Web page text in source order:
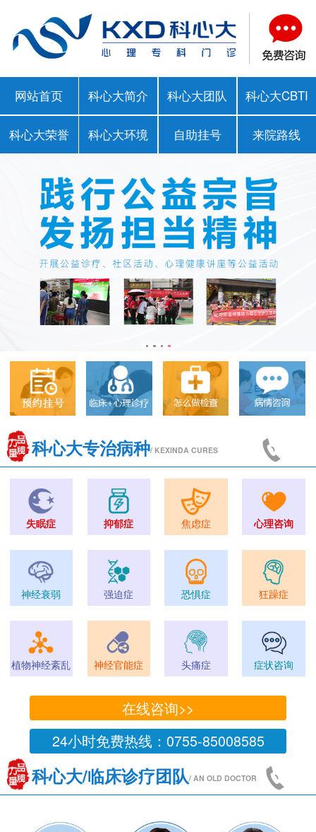
网站首页 科心大简介 科心大团队 科心大CBTI
科心大荣誉 科心大环境 自助挂号 来院路线
科心大专治病种/ KEXINDA CURES
失眠症 抑郁症 焦虑症 心理咨询
神经衰弱 强迫症 恐惧症 狂躁症
植物神经紊乱 神经官能症 头痛症 症状咨询
在线咨询>>
24小时免费热线：0755-85008585
科心大/临床诊疗团队/ AN OLD DOCTOR